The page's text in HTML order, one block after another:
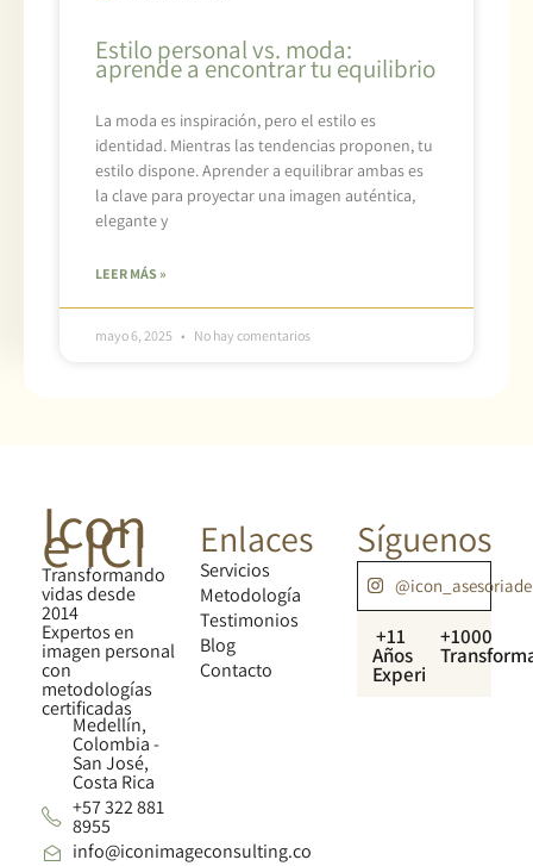
Estilo personal vs. moda:
aprende a encontrar tu equilibrio
La moda es inspiración, pero el estilo es
identidad. Mientras las tendencias proponen, tu
estilo dispone. Aprender a equilibrar ambas es
la clave para proyectar una imagen auténtica,
elegante y
LEER MÁS »
mayo 6, 2025 No hay comentarios
Icon
e ICI
Transformando
vidas desde
2014
Expertos en
imagen personal
con
metodologías
certificadas
Medellín,
Colombia -
San José,
Costa Rica
+57 322 881
8955
info@iconimageconsulting.co
Enlaces
Servicios
Metodología
Testimonios
Blog
Contacto
Síguenos
+11
Años
Experiencia
+1000